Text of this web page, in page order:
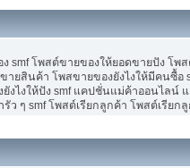
smf โพสต์ขายของให้ยอดขายปัง โพ
ายสินค้า โพสขายของยังไงให้มีคนซื้อ
งไงให้ปัง smf แคปชั่นแม่ค้าออนไลน์
รัว ๆ smf โพสต์เรียกลูกค้า โพสต์เรียก